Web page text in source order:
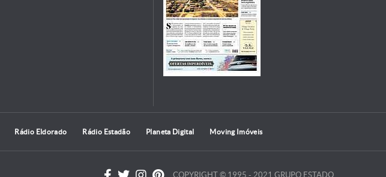
Rádio Eldorado Rádio Estadão Planeta Digital Moving Imóveis
COPYRIGHT © 1995 - 2021 GRUPO ESTADO